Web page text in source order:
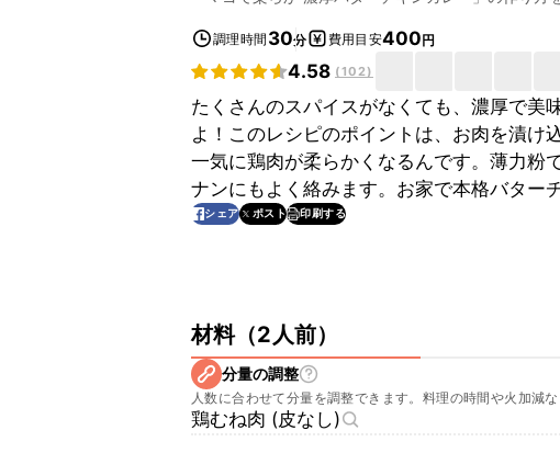
調理時間 30分 費用目安400円
4.58 (102)
たくさんのスパイスがなくても、濃厚で美
よ！このレシピのポイントは、お肉を漬け
一気に鶏肉が柔らかくなるんです。薄力粉
ナンにもよく絡みます。お家で本格バター
シェア ポスト 印刷する
材料（2人前）
分量の調整
人数に合わせて分量を調整できます。料理の時間や火加減
鶏むね肉 (皮なし)